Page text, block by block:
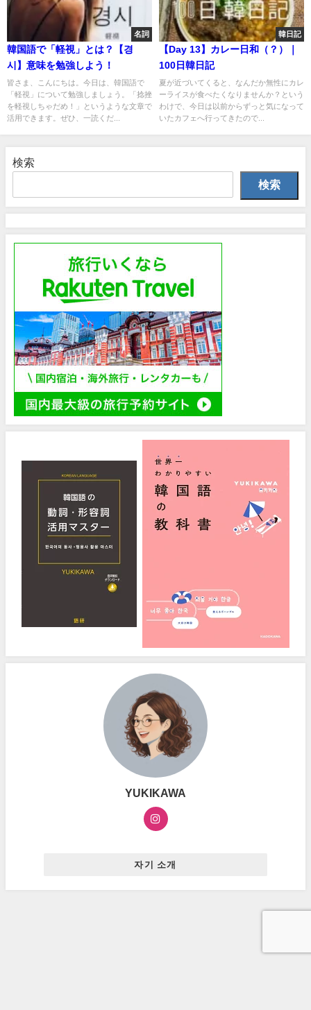
名詞
韓国語で「軽視」とは？【경
시】意味を勉強しよう！
皆さま、こんにちは。今日は、韓国語で
「軽視」について勉強しましょう。「捻挫
を軽視しちゃだめ！」というような文章で
活用できます。ぜひ、一読くだ...
韓日記
【Day 13】カレー日和（？）｜
100日韓日記
夏が近づいてくると、なんだか無性にカレ
ーライスが食べたくなりませんか？という
わけで、今日は以前からずっと気になって
いたカフェへ行ってきたので...
検索
検索
YUKIKAWA
자기 소개